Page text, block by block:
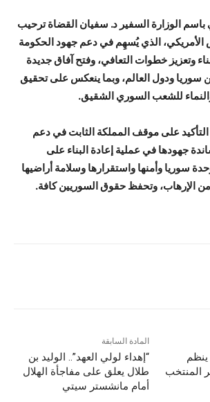
الوزارة السفير د. سفيان القضاة ترحيب
الأمريكي، الذي يُسهِم في دعم جهود الحكومة
وتعزيز خطوات التعافي، وفتح آفاق جديدة
سوريا ودول العالم، وبما ينعكس على تحقيق
والنماء للشعب السوري الشقيق.
على موقف المملكة الثابت في دعم
جهودها في عملية إعادة البناء على
سوريا وأمنها واستقرارها وسلامة أراضيها
من الإرهاب، وتحفظ حقوق السوريين كافة.
المادة السابقة
“إهداء لولي العهد”.. الوليد بن
طلال يعلق على مفاجأة الهلال
أمام مانشستر سيتي
ينظم
المنتخب